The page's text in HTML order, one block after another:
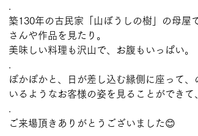
築130年の古民家「山ぼうしの樹」の母屋
さんや作品を見たり。
美味しい料理も沢山で、お腹もいっぱい。
ぽかぽかと、日が差し込む縁側に座って
いるようなお客様の姿を見ることができて
ご来場頂きありがとうございました😊